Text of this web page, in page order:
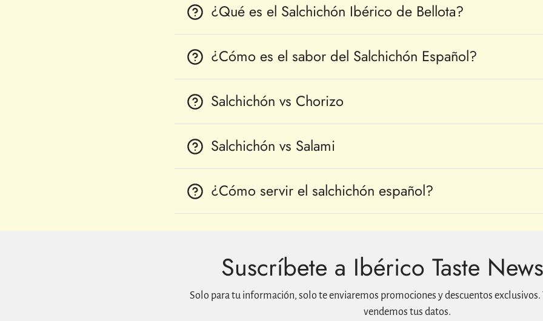
¿Qué es el Salchichón Ibérico de Bellota?
¿Cómo es el sabor del Salchichón Español?
Salchichón vs Chorizo
Salchichón vs Salami
¿Cómo servir el salchichón español?
Suscríbete a Ibérico Taste
Solo para tu información, solo te enviaremos promociones y descuentos exclusivos.
vendemos tus datos.